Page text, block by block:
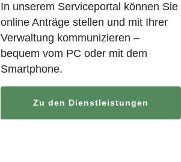
In unserem Serviceportal können Sie
online Anträge stellen und mit Ihrer
Verwaltung kommunizieren –
bequem vom PC oder mit dem
Smartphone.
Zu den Dienstleistungen